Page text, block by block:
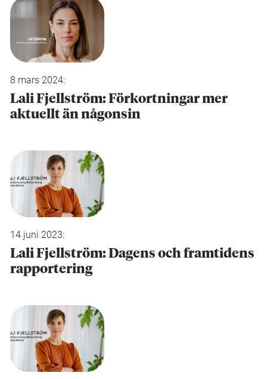
8 mars 2024:
Lali Fjellström: Förkortningar mer
aktuellt än någonsin
14 juni 2023:
Lali Fjellström: Dagens och framtidens
rapportering